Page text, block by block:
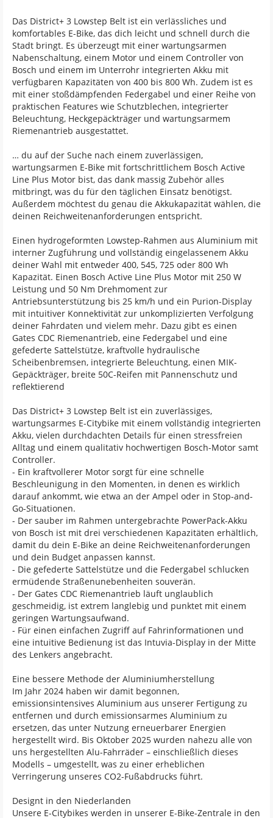
Das District+ 3 Lowstep Belt ist ein verlässliches und
komfortables E-Bike, das dich leicht und schnell durch die
Stadt bringt. Es überzeugt mit einer wartungsarmen
Nabenschaltung, einem Motor und einem Controller von
Bosch und einem im Unterrohr integrierten Akku mit
verfügbaren Kapazitäten von 400 bis 800 Wh. Zudem ist es
mit einer stoßdämpfenden Federgabel und einer Reihe von
praktischen Features wie Schutzblechen, integrierter
Beleuchtung, Heckgepäckträger und wartungsarmem
Riemenantrieb ausgestattet.
… du auf der Suche nach einem zuverlässigen,
wartungsarmen E-Bike mit fortschrittlichem Bosch Active
Line Plus Motor bist, das dank massig Zubehör alles
mitbringt, was du für den täglichen Einsatz benötigst.
Außerdem möchtest du genau die Akkukapazität wählen, die
deinen Reichweitenanforderungen entspricht.
Einen hydrogeformten Lowstep-Rahmen aus Aluminium mit
interner Zugführung und vollständig eingelassenem Akku
deiner Wahl mit entweder 400, 545, 725 oder 800 Wh
Kapazität. Einen Bosch Active Line Plus Motor mit 250 W
Leistung und 50 Nm Drehmoment zur
Antriebsunterstützung bis 25 km/h und ein Purion-Display
mit intuitiver Konnektivität zur unkomplizierten Verfolgung
deiner Fahrdaten und vielem mehr. Dazu gibt es einen
Gates CDC Riemenantrieb, eine Federgabel und eine
gefederte Sattelstütze, kraftvolle hydraulische
Scheibenbremsen, integrierte Beleuchtung, einen MIK-
Gepäckträger, breite 50C-Reifen mit Pannenschutz und
reflektierend
Das District+ 3 Lowstep Belt ist ein zuverlässiges,
wartungsarmes E-Citybike mit einem vollständig integrierten
Akku, vielen durchdachten Details für einen stressfreien
Alltag und einem qualitativ hochwertigen Bosch-Motor samt
Controller.
- Ein kraftvollerer Motor sorgt für eine schnelle
Beschleunigung in den Momenten, in denen es wirklich
darauf ankommt, wie etwa an der Ampel oder in Stop-and-
Go-Situationen.
- Der sauber im Rahmen untergebrachte PowerPack-Akku
von Bosch ist mit drei verschiedenen Kapazitäten erhältlich,
damit du dein E-Bike an deine Reichweitenanforderungen
und dein Budget anpassen kannst.
- Die gefederte Sattelstütze und die Federgabel schlucken
ermüdende Straßenunebenheiten souverän.
- Der Gates CDC Riemenantrieb läuft unglaublich
geschmeidig, ist extrem langlebig und punktet mit einem
geringen Wartungsaufwand.
- Für einen einfachen Zugriff auf Fahrinformationen und
eine intuitive Bedienung ist das Intuvia-Display in der Mitte
des Lenkers angebracht.
Eine bessere Methode der Aluminiumherstellung
Im Jahr 2024 haben wir damit begonnen,
emissionsintensives Aluminium aus unserer Fertigung zu
entfernen und durch emissionsarmes Aluminium zu
ersetzen, das unter Nutzung erneuerbarer Energien
hergestellt wird. Bis Oktober 2025 wurden nahezu alle von
uns hergestellten Alu-Fahrräder – einschließlich dieses
Modells – umgestellt, was zu einer erheblichen
Verringerung unseres CO2-Fußabdrucks führt.
Designt in den Niederlanden
Unsere E-Citybikes werden in unserer E-Bike-Zentrale in den